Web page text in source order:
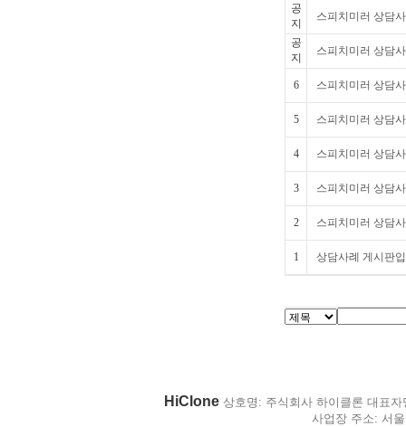
공
지
스피치미러 상담
공
지
스피치미러 상담
6 스피치미러 상담
5 스피치미러 상담
4 스피치미러 상담
3 스피치미러 상담
2 스피치미러 상담
1 상담사례 게시판
HiClone상호명: 주식회사 하이클론 대표자
사업장 주소: 서